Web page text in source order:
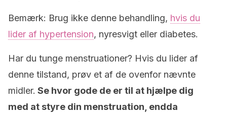
Bemærk: Brug ikke denne behandling, hvis du
lider af hypertension, nyresvigt eller diabetes.
Har du tunge menstruationer? Hvis du lider af
denne tilstand, prøv et af de ovenfor nævnte
midler. Se hvor gode de er til at hjælpe dig
med at styre din menstruation, endda